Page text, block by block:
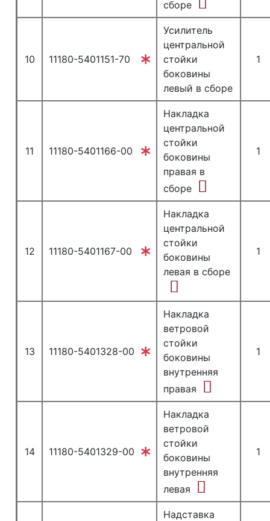
сборе
10 11180-5401151-70
Усилитель
центральной
стойки
боковины
левый в сборе
1
11 11180-5401166-00
Накладка
центральной
стойки
боковины
правая в
сборе
1
12 11180-5401167-00
Накладка
центральной
стойки
боковины
левая в сборе
1
13 11180-5401328-00
Накладка
ветровой
стойки
боковины
внутренняя
правая
1
14 11180-5401329-00
Накладка
ветровой
стойки
боковины
внутренняя
левая
1
Надставка